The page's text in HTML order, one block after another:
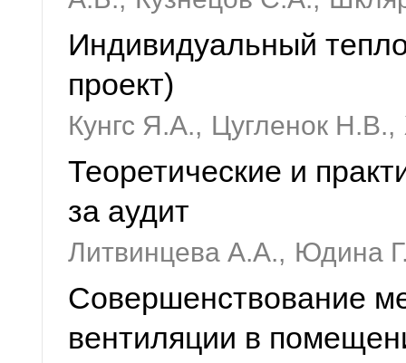
Индивидуальный
проект)
Кунгс Я.А., Цугленок Н.В.,
Теоретические и
за аудит
Литвинцева А.А., Юдина
Совершенствование
вентиляции в